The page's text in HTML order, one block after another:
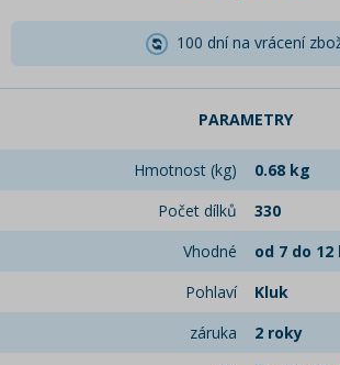
100 dní na vrácení
PARAMETRY
Hmotnost (kg)
0.68 kg
Počet dílků
330
Vhodné
od 7 do 12
Pohlaví
Kluk
záruka
2 roky